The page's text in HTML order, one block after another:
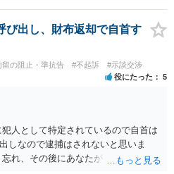
りうるかなとは思います。
び出し、財布返却で自首す
留の阻止・準抗告 #不起訴 #示談交渉
役にたった 5
人として特定されているので自首は
しなので逮捕はされないと思いま
れ、その後にあなたがトイレに入